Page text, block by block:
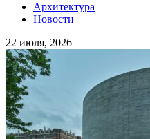
Архитектура
Новости
22 июля, 2026